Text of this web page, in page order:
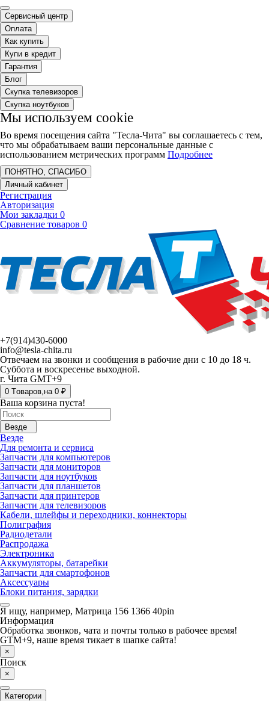
Сервисный центр
Оплата
Как купить
Купи в кредит
Гарантия
Блог
Скупка телевизоров
Скупка ноутбуков
Мы используем cookie
Во время посещения сайта "Тесла-Чита" вы соглашаетесь с тем,
что мы обрабатываем ваши персональные данные с
использованием метрических программ Подробнее
ПОНЯТНО, СПАСИБО
Личный кабинет
Регистрация
Авторизация
Мои закладки 0
Сравнение товаров 0
+7(914)430-6000
info@tesla-chita.ru
Отвечаем на звонки и сообщения в рабочие дни с 10 до 18 ч.
Суббота и воскресенье выходной.
г. Чита GMT+9
0 Tоваров,на 0 ₽
Ваша корзина пуста!
Везде
Везде
Для ремонта и сервиса
Запчасти для компьютеров
Запчасти для мониторов
Запчасти для ноутбуков
Запчасти для планшетов
Запчасти для принтеров
Запчасти для телевизоров
Кабели, шлейфы и переходники, коннекторы
Полиграфия
Радиодетали
Распродажа
Электроника
Аккумуляторы, батарейки
Запчасти для смартофонов
Аксессуары
Блоки питания, зарядки
Я ищу, например, Матрица 156 1366 40pin
Информация
Обработка звонков, чата и почты только в рабочее время!
GTM+9, наше время тикает в шапке сайта!
×
Поиск
×
Категории